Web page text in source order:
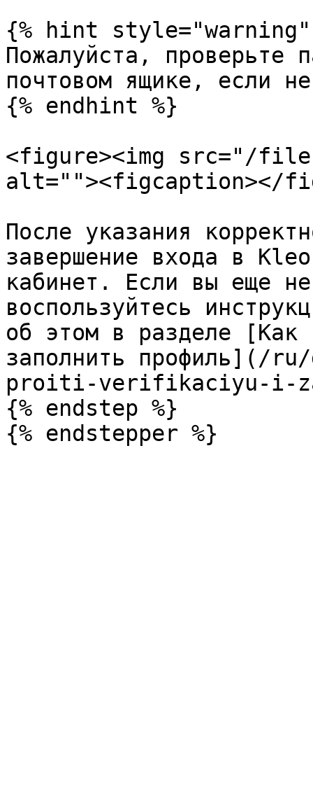
{% hint style="warning"
Пожалуйста, проверьте
почтовом ящике, если
{% endhint %}
<figure><img src="/files/
alt=""><figcaption></
После указания
завершение входа в
кабинет. Если вы еще
воспользуйтесь
об этом в разделе [Как
заполнить
proiti-verifikaciyu-i-
{% endstep %}